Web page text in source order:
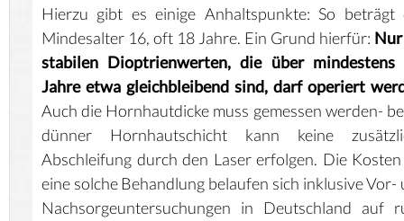
Hierzu gibt es einige Anhaltspunkte: So beträgt
Mindesalter 16, oft 18 Jahre. Ein Grund hierfür:
stabilen Dioptrienwerten, die über mindestens
Jahre etwa gleichbleibend sind, darf operiert
Auch die Hornhautdicke muss gemessen werden-
dünner Hornhautschicht kann keine
Abschleifung durch den Laser erfolgen. Die
eine solche Behandlung belaufen sich inklusive Vor-
Nachsorgeuntersuchungen in Deutschland auf